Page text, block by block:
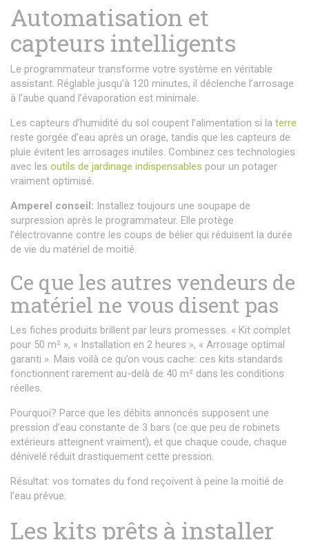
Automatisation et
capteurs intelligents
Le programmateur transforme votre système en véritable
assistant. Réglable jusqu’à 120 minutes, il déclenche l’arrosage
à l’aube quand l’évaporation est minimale.
Les capteurs d’humidité du sol coupent l’alimentation si la terre
reste gorgée d’eau après un orage, tandis que les capteurs de
pluie évitent les arrosages inutiles. Combinez ces technologies
avec les outils de jardinage indispensables pour un potager
vraiment optimisé.
Amperel conseil: Installez toujours une soupape de
surpression après le programmateur. Elle protège
l’électrovanne contre les coups de bélier qui réduisent la durée
de vie du matériel de moitié.
Ce que les autres vendeurs de
matériel ne vous disent pas
Les fiches produits brillent par leurs promesses. « Kit complet
pour 50 m² », « Installation en 2 heures », « Arrosage optimal
garanti ». Mais voilà ce qu’on vous cache: ces kits standards
fonctionnent rarement au-delà de 40 m² dans les conditions
réelles.
Pourquoi? Parce que les débits annoncés supposent une
pression d’eau constante de 3 bars (ce que peu de robinets
extérieurs atteignent vraiment), et que chaque coude, chaque
dénivelé réduit drastiquement cette pression.
Résultat: vos tomates du fond reçoivent à peine la moitié de
l’eau prévue.
Les kits prêts à installer